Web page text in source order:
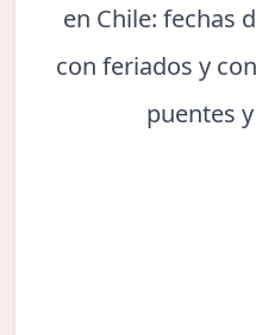
en Chile: fechas
con feriados y
puentes